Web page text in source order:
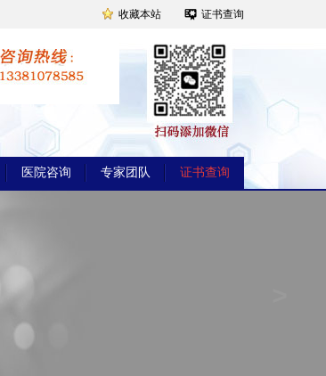
收藏本站 证书查询
医院咨询 专家团队 证书查询